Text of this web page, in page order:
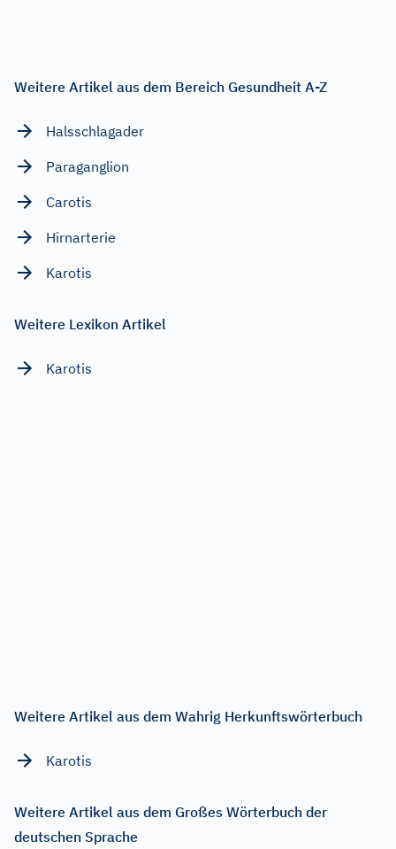
Weitere Artikel aus dem Bereich Gesundheit A-Z
Halsschlagader
Paraganglion
Carotis
Hirnarterie
Karotis
Weitere Lexikon Artikel
Karotis
Weitere Artikel aus dem Wahrig Herkunftswörterbuch
Karotis
Weitere Artikel aus dem Großes Wörterbuch der
deutschen Sprache